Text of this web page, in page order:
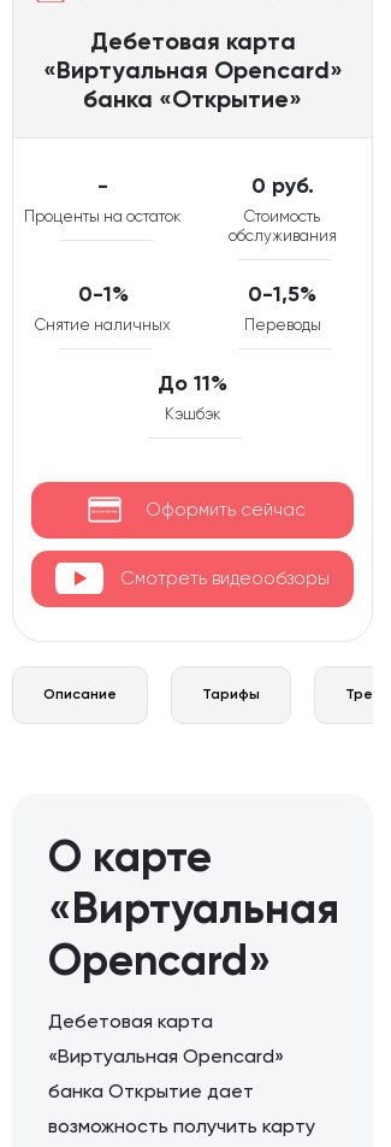
Дебетовая карта
«Виртуальная Opencard»
банка «Открытие»
-
Проценты на остаток
0 руб.
Стоимость
обслуживания
0-1%
Снятие наличных
0-1,5%
Переводы
До 11%
Кэшбэк
Оформить сейчас
Смотреть видеообзоры
Описание Тарифы
О карте
«Виртуальная
Opencard»
Дебетовая карта
«Виртуальная Opencard»
банка Открытие дает
возможность получить карту